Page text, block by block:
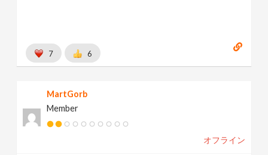
7 6
MartGorb
Member
オフライン